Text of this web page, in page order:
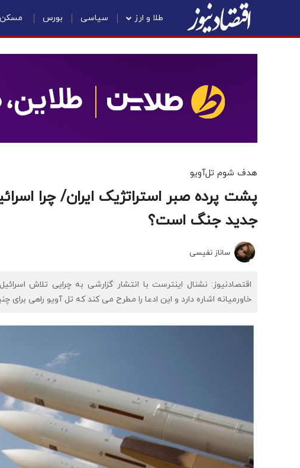
طلا و ارز سیاسی بورس مسکن
هدف شوم تل‌آویو
پشت پرده صبر استراتژیک ایران/ چرا
جدید جنگ است؟
ساناز نفیسی
اقتصادنیوز: نشنال اینترست با انتشار گزارشی به چرایی تلاش
خاورمیانه اشاره دارد و این ادعا را مطرح می کند که تل آویو راهی برای